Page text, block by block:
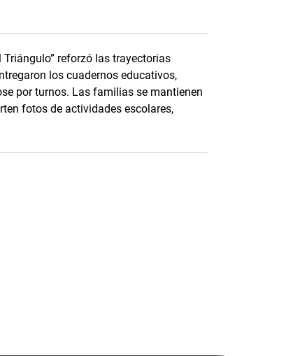
Triángulo” reforzó las trayectorias
los cuadernos educativos,
por turnos. Las familias se mantienen
fotos de actividades escolares,